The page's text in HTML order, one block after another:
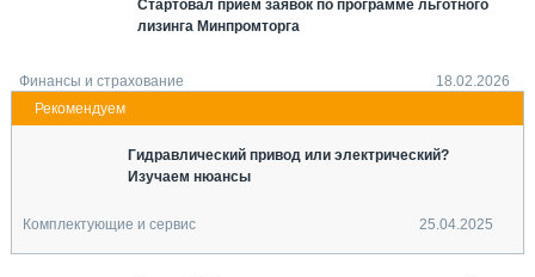
Стартовал приём заявок по программе льготного
лизинга Минпромторга
Финансы и страхование 18.02.2026
Гидравлический привод или электрический?
Изучаем нюансы
Комплектующие и сервис 25.04.2025